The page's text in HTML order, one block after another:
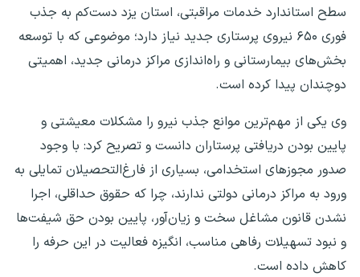
سطح استاندارد خدمات مراقبتی، استان یزد دست‌کم به جذب
فوری ۶۵۰ نیروی پرستاری جدید نیاز دارد؛ موضوعی که با توسعه
بخش‌های بیمارستانی و راه‌اندازی مراکز درمانی جدید، اهمیتی
دوچندان پیدا کرده است.
وی یکی از مهم‌ترین موانع جذب نیرو را مشکلات معیشتی و
پایین بودن دریافتی پرستاران دانست و تصریح کرد: با وجود
صدور مجوزهای استخدامی، بسیاری از فارغ‌التحصیلان تمایلی به
ورود به مراکز درمانی دولتی ندارند، چرا که حقوق حداقلی، اجرا
نشدن قانون مشاغل سخت و زیان‌آور، پایین بودن حق شیفت‌ها
و نبود تسهیلات رفاهی مناسب، انگیزه فعالیت در این حرفه را
کاهش داده است.